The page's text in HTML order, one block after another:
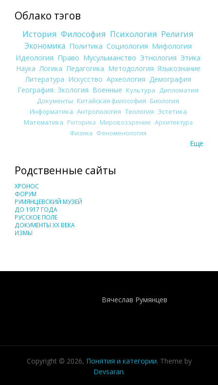
Облако тэгов
История Философия Психология Религия
Экономика Политика Социология Мифология
Идеология Право Мусульманство Этнология Этика
Наука Логика Педагогика Методология Языкознание
Литература Искусство Археология Демография
География Экология Военные Культура
Дипломатия
Документы Китайская философия Биология
Информатика Антропология Теология Эстетика
Математика Риторика Мировоззрение Архитектура
Физика Феноменология
Еще
Родственные сайты
ХРОНОС
ФОРУМ
РУМЯНЦЕВСКИЙ МУЗЕЙ
ДО 1917 ГОДА
РУССКОЕ ПОЛЕ
ДОКУМЕНТЫ XX ВЕКА
ИЗМЫ
Вячеслав Румянцев
Copyright © 2026, Понятия и категории. Theme by
Devsaran.